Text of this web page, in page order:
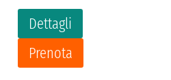
Dettagli
Prenota